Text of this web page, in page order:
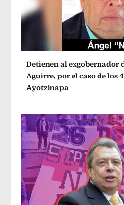
Detienen al exgobernador
Aguirre, por el caso de los
Ayotzinapa